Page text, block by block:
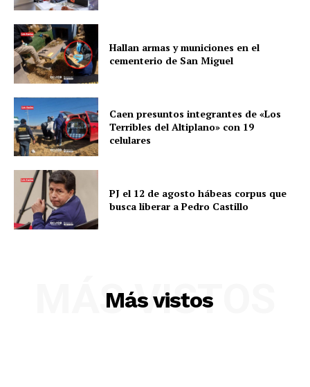
Diario los Andes
Nosotros
Contacto
Prensa
Hallan armas y municiones en el
cementerio de San Miguel
Caen presuntos integrantes de «Los
Terribles del Altiplano» con 19
celulares
PJ el 12 de agosto hábeas corpus que
busca liberar a Pedro Castillo
Más vistos
MÁS VISTOS